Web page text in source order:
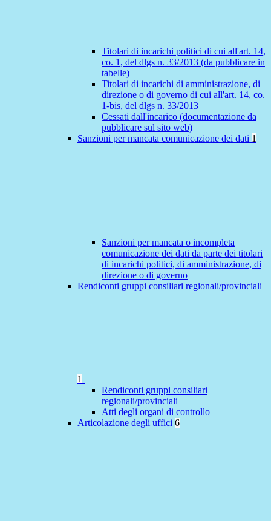
Titolari di incarichi politici di cui all'art. 14,
co. 1, del dlgs n. 33/2013 (da pubblicare in
tabelle)
Titolari di incarichi di amministrazione, di
direzione o di governo di cui all'art. 14, co.
1-bis, del dlgs n. 33/2013
Cessati dall'incarico (documentazione da
pubblicare sul sito web)
Sanzioni per mancata comunicazione dei dati 1
Sanzioni per mancata o incompleta
comunicazione dei dati da parte dei titolari
di incarichi politici, di amministrazione, di
direzione o di governo
Rendiconti gruppi consiliari regionali/provinciali
1
Rendiconti gruppi consiliari
regionali/provinciali
Atti degli organi di controllo
Articolazione degli uffici 6